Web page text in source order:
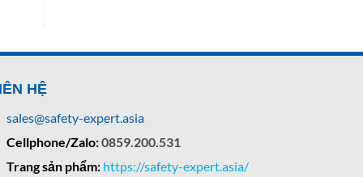
HỆ
sales@safety-expert.asia
Cellphone/Zalo:0859.200.531
Trang sản phẩm: https://safety-expert.asia/